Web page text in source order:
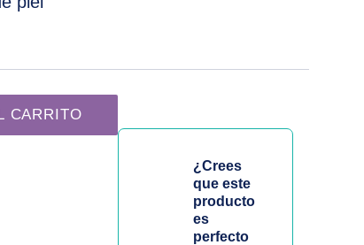
| Timexpert Radiance C+ cantidad
CARRITO
¿Crees
que este
producto
es
perfecto